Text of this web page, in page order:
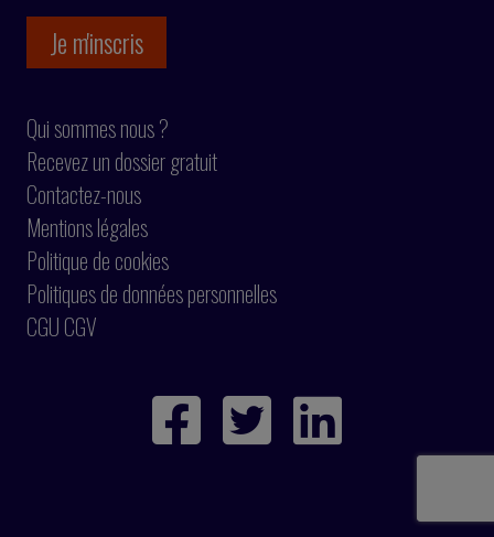
Qui sommes nous ?
Recevez un dossier gratuit
Contactez-nous
Mentions légales
Politique de cookies
Politiques de données personnelles
CGU CGV